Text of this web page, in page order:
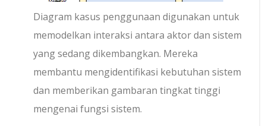
Diagram kasus penggunaan digunakan untuk
memodelkan interaksi antara aktor dan sistem
yang sedang dikembangkan. Mereka
membantu mengidentifikasi kebutuhan sistem
dan memberikan gambaran tingkat tinggi
mengenai fungsi sistem.